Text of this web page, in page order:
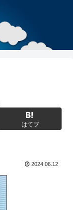
はてブ
2024.06.12